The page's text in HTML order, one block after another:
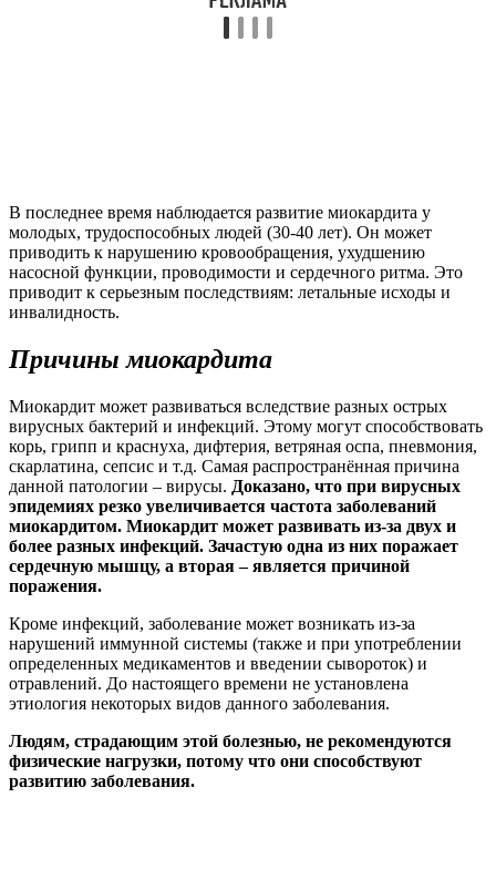
В последнее время наблюдается развитие миокардита у
молодых, трудоспособных людей (30-40 лет). Он может
приводить к нарушению кровообращения, ухудшению
насосной функции, проводимости и сердечного ритма. Это
приводит к серьезным последствиям: летальные исходы и
инвалидность.
Причины миокардита
Миокардит может развиваться вследствие разных острых
вирусных бактерий и инфекций. Этому могут способствовать
корь, грипп и краснуха, дифтерия, ветряная оспа, пневмония,
скарлатина, сепсис и т.д. Самая распространённая причина
данной патологии – вирусы. Доказано, что при вирусных
эпидемиях резко увеличивается частота заболеваний
миокардитом. Миокардит может развивать из-за двух и
более разных инфекций. Зачастую одна из них поражает
сердечную мышцу, а вторая – является причиной
поражения.
Кроме инфекций, заболевание может возникать из-за
нарушений иммунной системы (также и при употреблении
определенных медикаментов и введении сывороток) и
отравлений. До настоящего времени не установлена
этиология некоторых видов данного заболевания.
Людям, страдающим этой болезнью, не рекомендуются
физические нагрузки, потому что они способствуют
развитию заболевания.